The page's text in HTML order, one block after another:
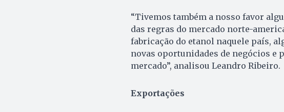
“Tivemos também a nosso favor
das regras do mercado norte-
fabricação do etanol naquele país,
novas oportunidades de negócios e
mercado”, analisou Leandro Ribeiro.
Exportações